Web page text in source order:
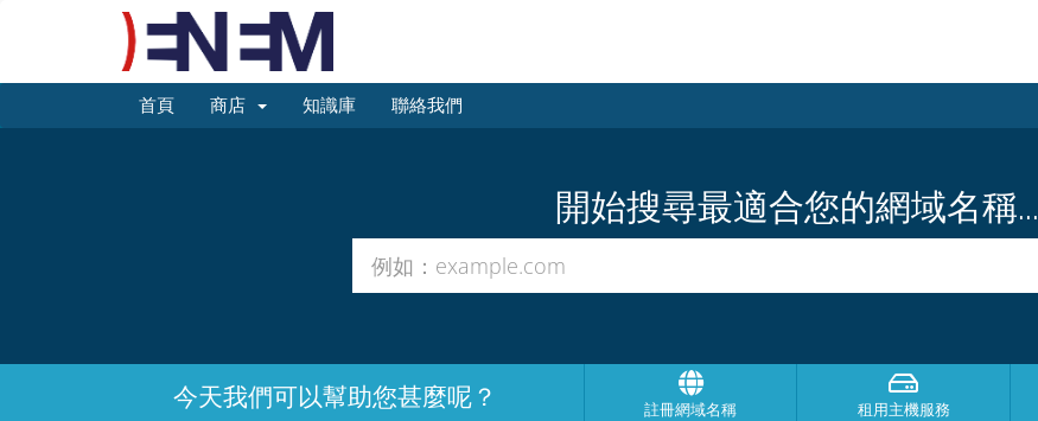
首頁 商店 知識庫 聯絡我們
開始搜尋最適合您的網域名稱...
今天我們可以幫助您甚麼呢？ 註冊網域名稱 租用主機服務